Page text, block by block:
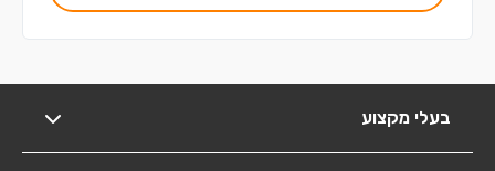
בעלי מקצוע